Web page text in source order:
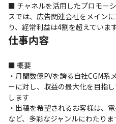
■ チャネルを活用したプロモー
スでは、広告関連会社をメイン
り、経常利益は4割を超えていま
仕事内容
■ 概要
・月間数億PVを誇る自社CGM
ーに対し、収益の最大化を目指
します
・出稿を希望されるお客様は、
など、多彩なジャンルにわたりま